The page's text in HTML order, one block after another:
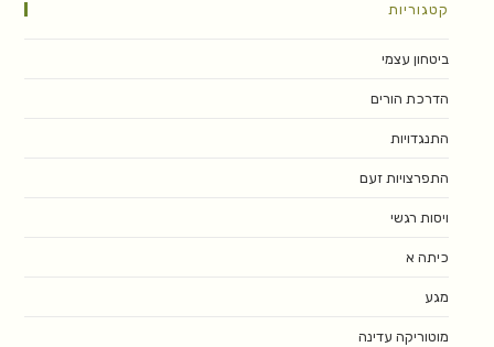
קטגוריות
ביטחון עצמי
הדרכת הורים
התנגדויות
התפרצויות זעם
ויסות רגשי
כיתה א
מגע
מוטוריקה עדינה